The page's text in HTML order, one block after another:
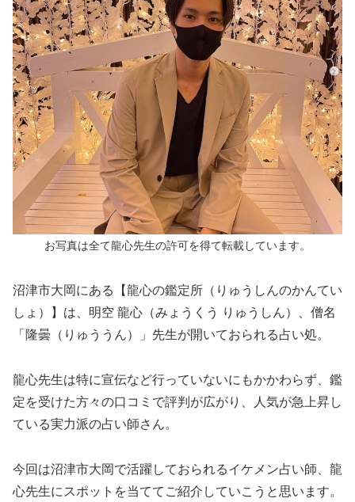
お写真は全て龍心先生の許可を得て転載しています。
沼津市大岡にある【龍心の鑑定所（りゅうしんのかんてい
しょ）】は、明空 龍心（みょうくう りゅうしん）、僧名
「隆曇（りゅううん）」先生が開いておられる占い処。
龍心先生は特に宣伝など行っていないにもかかわらず、鑑
定を受けた方々の口コミで評判が広がり、人気が急上昇し
ている実力派の占い師さん。
今回は沼津市大岡で活躍しておられるイケメン占い師、龍
心先生にスポットを当ててご紹介していこうと思います。